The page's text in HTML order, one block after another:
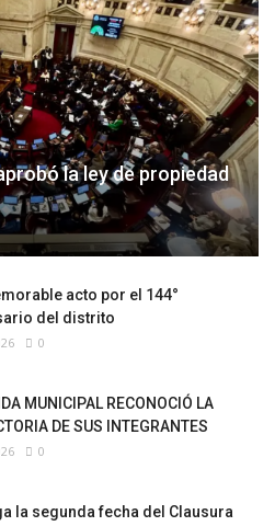
la ley de propiedad
acto por el 144°
del distrito
0
MUNICIPAL RECONOCIÓ LA
DE SUS INTEGRANTES
0
la segunda fecha del Clausura